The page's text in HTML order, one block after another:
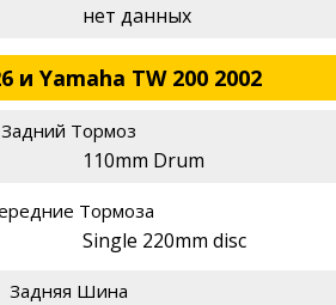
нет данных
и Yamaha TW 200 2002
Задний Тормоз
110mm Drum
Тормоза
Single 220mm disc
Задняя Шина